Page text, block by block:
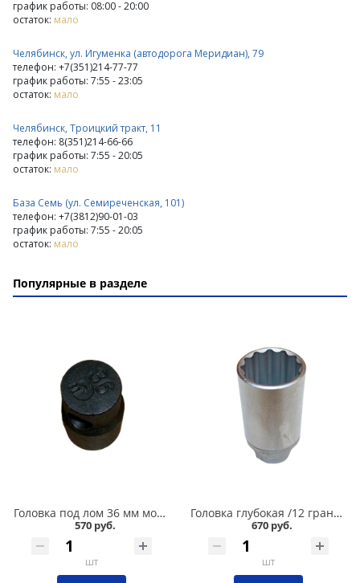
график работы: 08:00 - 20:00
остаток: мало
Челябинск, ул. Игуменка (автодорога Меридиан), 79
телефон: +7(351)214-77-77
график работы: 7:55 - 23:05
остаток: мало
Челябинск, Троицкий тракт, 11
телефон: 8(351)214-66-66
график работы: 7:55 - 20:05
остаток: мало
База Семь (ул. Семиреченская, 101)
телефон: +7(3812)90-01-03
график работы: 7:55 - 20:05
остаток: мало
Популярные в разделе
Головка под лом 36 мм мощная в Омске
570 руб.
шт
Головка глубокая /12 граней/ 30 мм в Омске
670 руб.
шт